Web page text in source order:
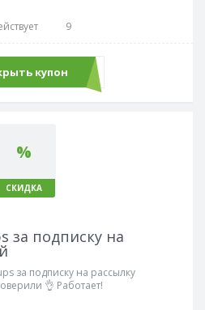
9
купон
fixpromo
%
СКИДКА
за подписку на
за подписку на рассылку
👌 Работает!